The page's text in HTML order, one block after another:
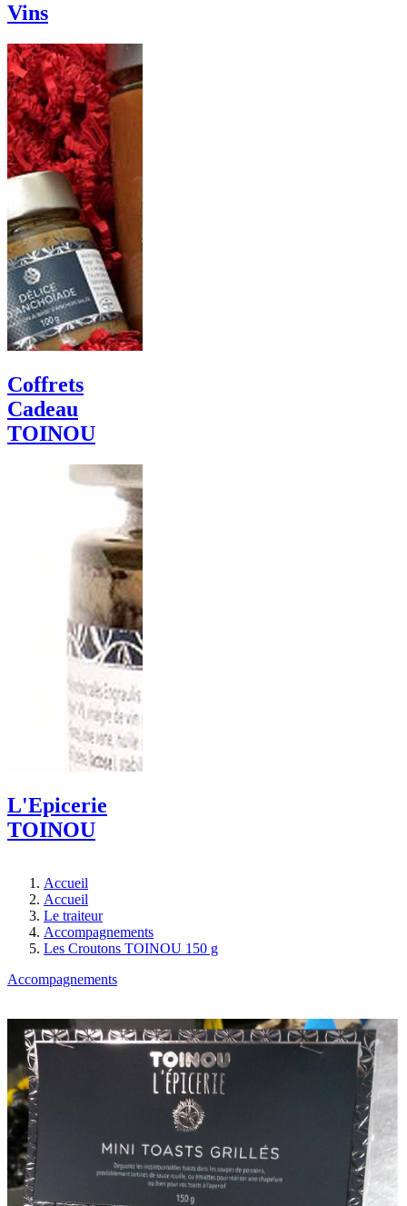
Vins
Coffrets
Cadeau
TOINOU
L'Epicerie
TOINOU
Accueil
Accueil
Le traiteur
Accompagnements
Les Croutons TOINOU 150 g
Accompagnements